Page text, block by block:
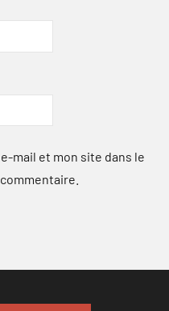
mail et mon site dans le